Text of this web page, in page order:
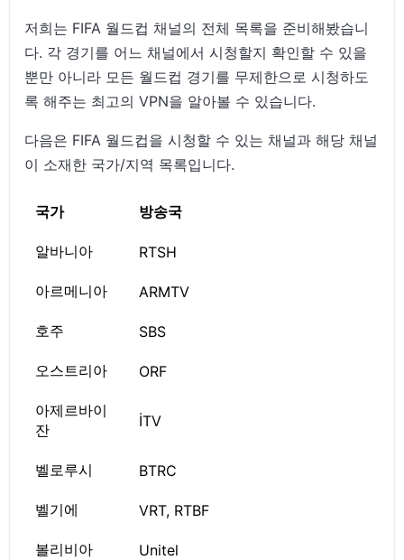
저희는 FIFA 월드컵 채널의 전체 목록을 준비해봤습니
다. 각 경기를 어느 채널에서 시청할지 확인할 수 있을
뿐만 아니라 모든 월드컵 경기를 무제한으로 시청하도
록 해주는 최고의 VPN을 알아볼 수 있습니다.
다음은 FIFA 월드컵을 시청할 수 있는 채널과 해당 채널
이 소재한 국가/지역 목록입니다.
국가 방송국
알바니아 RTSH
아르메니아 ARMTV
호주 SBS
오스트리아 ORF
아제르바이
잔
İTV
벨로루시 BTRC
벨기에 VRT, RTBF
볼리비아 Unitel